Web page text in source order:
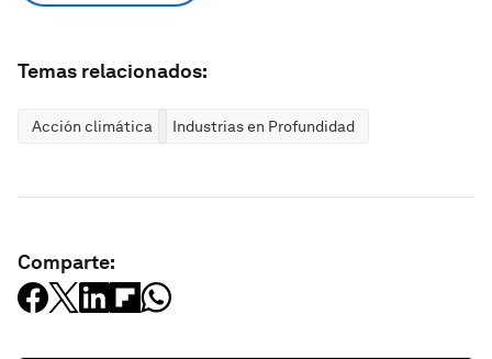
Temas relacionados:
Acción climática Industrias en Profundidad
Comparte: